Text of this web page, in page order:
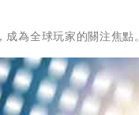
為全球玩家的關注焦點。